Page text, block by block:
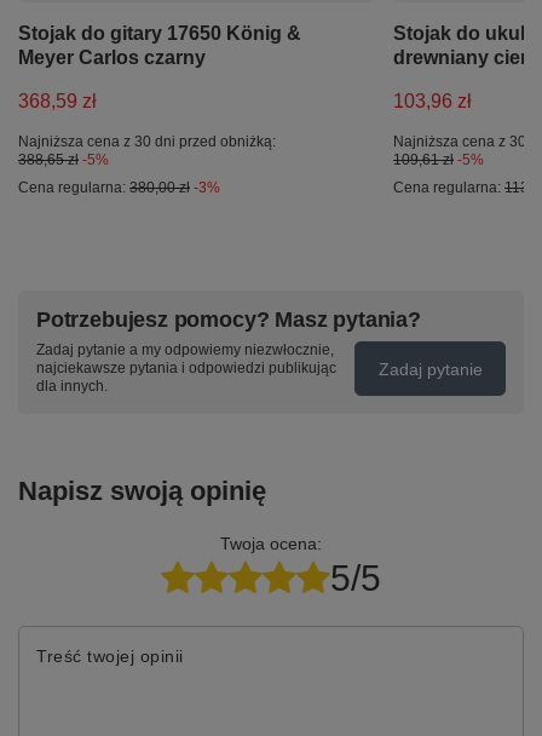
Stojak do gitary 17650 König &
Meyer Carlos czarny
368,59 zł
Najniższa cena z 30 dni przed obniżką:
388,65 zł -5%
Cena regularna: 380,00 zł -3%
Stojak do
drewniany
103,96 zł
Najniższa cena z 30
109,61 zł -5%
Cena regularna:
Potrzebujesz pomocy? Masz pytania?
Zadaj pytanie a my odpowiemy niezwłocznie,
najciekawsze pytania i odpowiedzi publikując
dla innych.
Zadaj pytanie
Napisz swoją opinię
Twoja ocena:
5/5
Treść twojej opinii